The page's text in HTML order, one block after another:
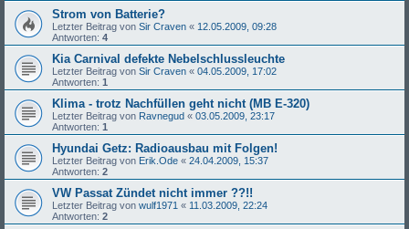
Strom von Batterie?
Letzter Beitrag von Sir Craven « 12.05.2009, 09:28
Antworten: 4
Kia Carnival defekte Nebelschlussleuchte
Letzter Beitrag von Sir Craven « 04.05.2009, 17:02
Antworten: 1
Klima - trotz Nachfüllen geht nicht (MB E-320)
Letzter Beitrag von Ravnegud « 03.05.2009, 23:17
Antworten: 1
Hyundai Getz: Radioausbau mit Folgen!
Letzter Beitrag von Erik.Ode « 24.04.2009, 15:37
Antworten: 2
VW Passat Zündet nicht immer ??!!
Letzter Beitrag von wulf1971 « 11.03.2009, 22:24
Antworten: 2